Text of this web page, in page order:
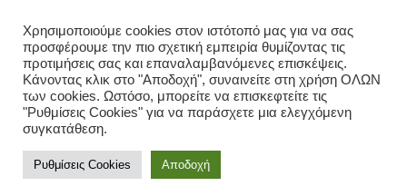
Χρησιμοποιούμε cookies στον ιστότοπό μας για να σας
προσφέρουμε την πιο σχετική εμπειρία θυμίζοντας τις
προτιμήσεις σας και επαναλαμβανόμενες επισκέψεις.
Κάνοντας κλικ στο "Αποδοχή", συναινείτε στη χρήση ΟΛΩΝ
των cookies. Ωστόσο, μπορείτε να επισκεφτείτε τις
"Ρυθμίσεις Cookies" για να παράσχετε μια ελεγχόμενη
συγκατάθεση.
Ρυθμίσεις Cookies Αποδοχή